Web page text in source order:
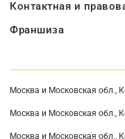
Контактная и
Франшиза
Москва и Московская обл.,
Москва и Московская обл.,
Москва и Московская обл.,